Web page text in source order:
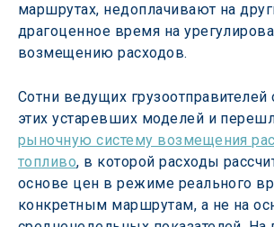
маршрутах, недоплачивают на
драгоценное время на
возмещению расходов.
Сотни ведущих грузоотправителей
этих устаревших моделей и
рыночную систему возмещения
топливо, в которой расходы
основе цен в режиме реального
конкретным маршрутам, а не на